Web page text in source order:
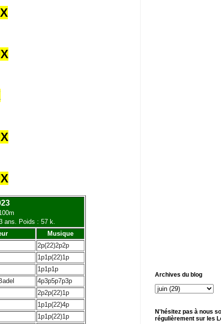
ans. Poids : 57 k.
Musique
2p(22)2p2p
1p1p(22)1p
1p1p1p
4p3p5p7p3p
2p2p(22)1p
1p1p(22)4p
1p1p(22)1p
Archives du blog
N'hésitez pas à nous
régulièrement sur les